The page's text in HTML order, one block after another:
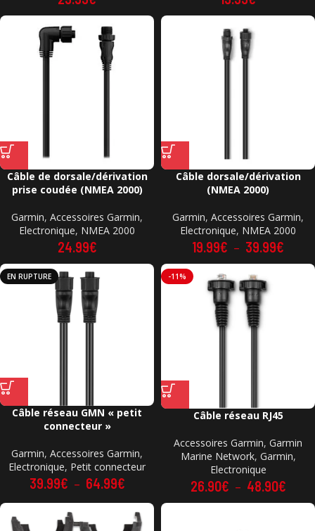
Câble de dorsale/dérivation
prise coudée (NMEA 2000)
Garmin, Accessoires Garmin,
Electronique, NMEA 2000
24.99€
Câble dorsale/dérivation
(NMEA 2000)
Garmin, Accessoires Garmin,
Electronique, NMEA 2000
19.99€ – 39.99€
EN RUPTURE
Câble réseau GMN « petit
connecteur »
Garmin, Accessoires Garmin,
Electronique, Petit connecteur
39.99€ – 64.99€
-11%
Câble réseau RJ45
Accessoires Garmin, Garmin
Marine Network, Garmin,
Electronique
26.90€ – 48.90€